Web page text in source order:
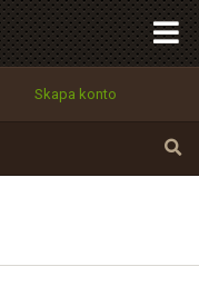
Skapa konto
Tillbaka till förstasidan